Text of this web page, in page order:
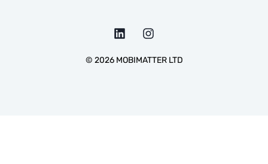
© 2026MOBIMATTER LTD